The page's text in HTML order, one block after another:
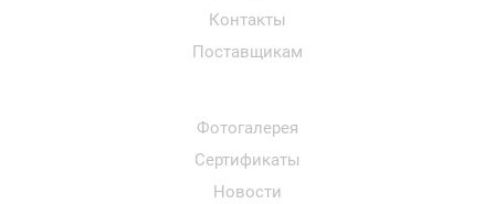
Контакты
Поставщикам
Фотогалерея
Сертификаты
Новости